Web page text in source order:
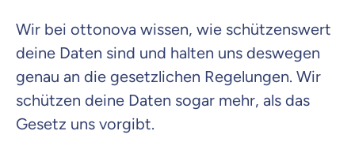
Wir bei ottonova wissen, wie schützenswert
deine Daten sind und halten uns deswegen
genau an die gesetzlichen Regelungen. Wir
schützen deine Daten sogar mehr, als das
Gesetz uns vorgibt.